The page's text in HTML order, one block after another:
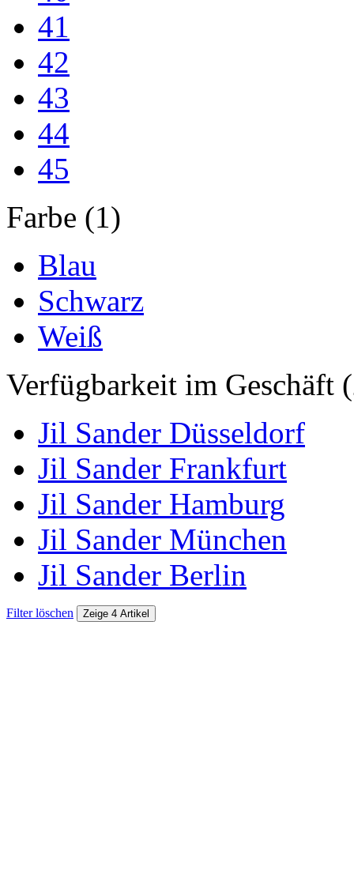
41
42
43
44
45
Farbe (1)
Blau
Schwarz
Weiß
Verfügbarkeit im Geschäft
Jil Sander Düsseldorf
Jil Sander Frankfurt
Jil Sander Hamburg
Jil Sander München
Jil Sander Berlin
Filter löschen Zeige 4 Artikel